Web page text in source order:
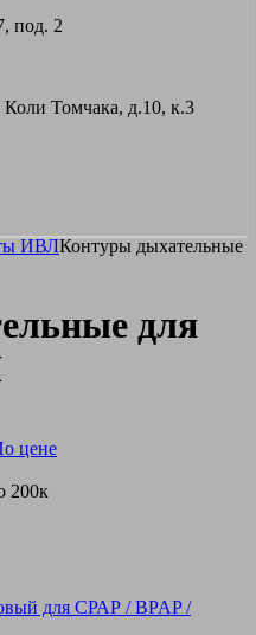
под. 2
Коли Томчака, д.10, к.3
ИВЛКонтуры дыхательные
для
цене
200к